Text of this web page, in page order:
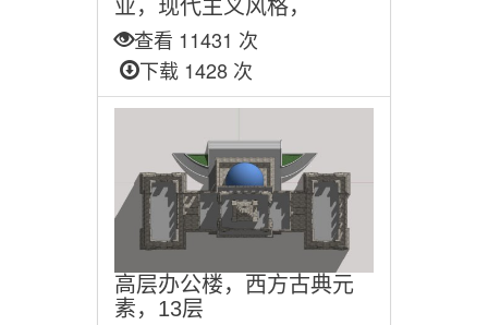
业，现代主义风格，
查看 11431 次
下载 1428 次
高层办公楼，西方古典元
素，13层